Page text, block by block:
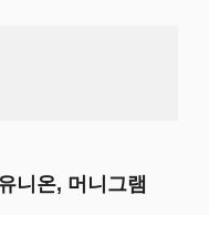
니온, 머니그램